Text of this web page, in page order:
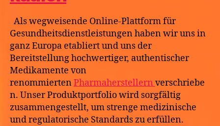
Als wegweisende Online-Plattform für
Gesundheitsdienstleistungen haben wir uns in
ganz Europa etabliert und uns der
Bereitstellung hochwertiger, authentischer
Medikamente von
renommiertenPharmaherstellern verschriebe
n. Unser Produktportfolio wird sorgfältig
zusammengestellt, um strenge medizinische
und regulatorische Standards zu erfüllen.